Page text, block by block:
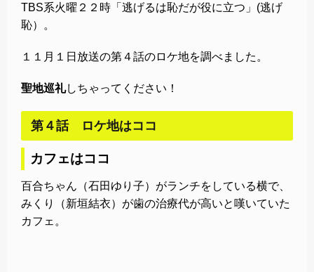
TBS系火曜２２時「逃げるは恥だが役に立つ」(逃げ
恥）。
１１月１日放送の第４話のロケ地を調べました。
聖地巡礼しちゃってください！
第４話 ロケ地はココ
カフェはココ
百合ちゃん（石田ゆり子）がランチをしている横で、
みくり（新垣結衣）が歯の治療代が高いと嘆いていた
カフェ。